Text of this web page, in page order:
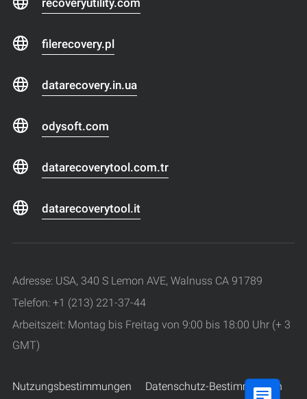
filerecovery.pl
datarecovery.in.ua
odysoft.com
datarecoverytool.com.tr
datarecoverytool.it
Adresse: USA, 340 S Lemon AVE, Walnuss CA 91789
Telefon: +1 (213) 221-37-44
Arbeitszeit: Montag bis Freitag von 9:00 bis 18:00 Uhr (+ 3
GMT)
Nutzungsbestimmungen Datenschutz-Bestimmungen